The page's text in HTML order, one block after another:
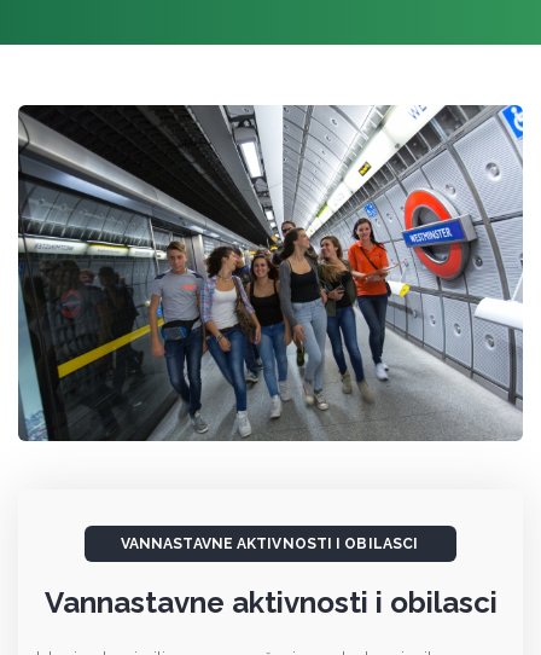
VANNASTAVNE AKTIVNOSTI I OBILASCI
Vannastavne aktivnosti i obilasci